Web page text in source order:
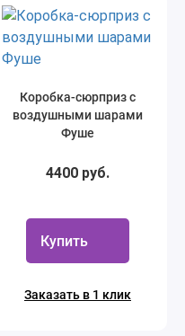
Коробка-сюрприз с
воздушными шарами
Фуше
4400 руб.
Купить
Заказать в 1 клик